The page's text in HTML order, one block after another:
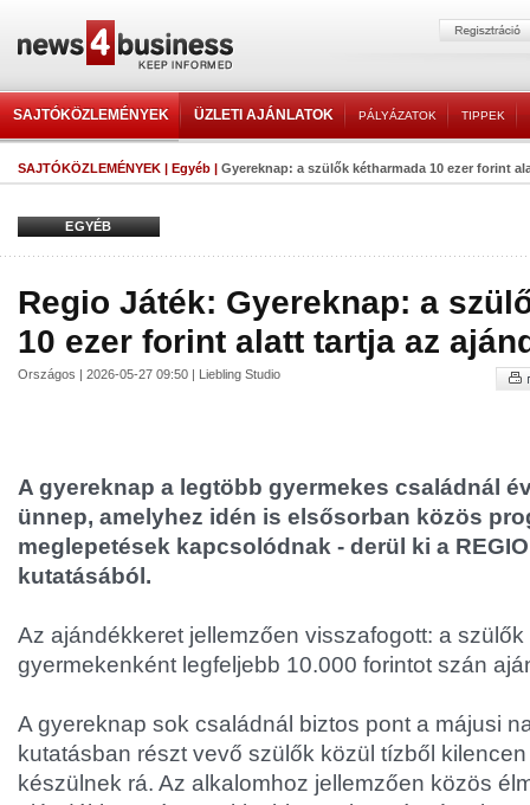
SAJTÓKÖZLEMÉNYEK ÜZLETI AJÁNLATOK PÁLYÁZATOK TIPPEK
SAJTÓKÖZLEMÉNYEK | Egyéb | Gyereknap: a szülők kétharmada 10 ezer forint
EGYÉB
Regio Játék: Gyereknap: a
10 ezer forint alatt tartja az
Országos | 2026-05-27 09:50 | Liebling Studio
A gyereknap a legtöbb gyermekes családnál
ünnep, amelyhez idén is elsősorban közös
meglepetések kapcsolódnak - derül ki a
kutatásából.
Az ajándékkeret jellemzően visszafogott: a
gyermekenként legfeljebb 10.000 forintot szán
A gyereknap sok családnál biztos pont a májusi
kutatásban részt vevő szülők közül tízből
készülnek rá. Az alkalomhoz jellemzően közös